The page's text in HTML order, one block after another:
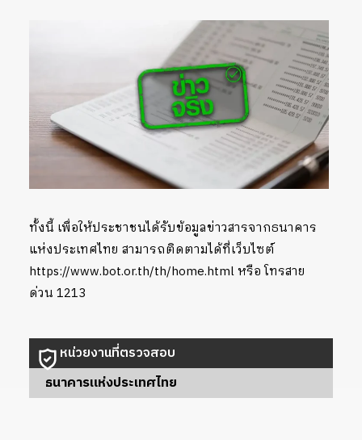
ทั้งนี้ เพื่อให้ประชาชนได้รับข้อมูลข่าวสารจากธนาคาร
แห่งประเทศไทย สามารถติดตามได้ที่เว็บไซต์
https://www.bot.or.th/th/home.html หรือ โทรสาย
ด่วน 1213
หน่วยงานที่ตรวจสอบ
ธนาคารแห่งประเทศไทย